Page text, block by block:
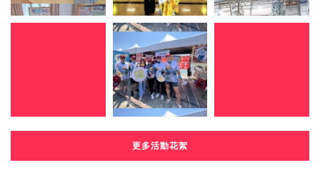
更多活動花絮